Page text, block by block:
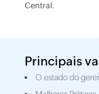
Central.
Principais
O estado do